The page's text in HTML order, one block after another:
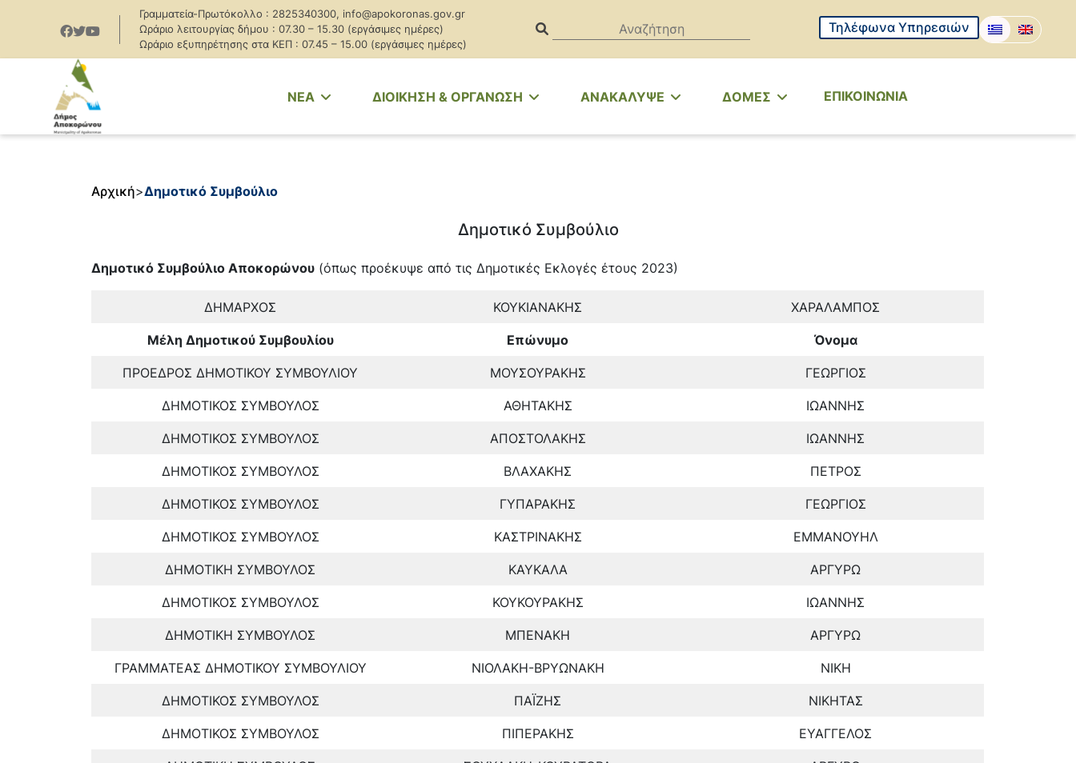
Γραμματεία-Πρωτόκολλο : 2825340300, info@apokoronas.gov.gr
Ωράριο λειτουργίας δήμου : 07.30 – 15.30 (εργάσιμες ημέρες)
Ωράριο εξυπηρέτησης στα ΚΕΠ : 07.45 – 15.00 (εργάσιμες ημέρες)
Τηλέφωνα Υπηρεσιών
NEA ΔΙΟΙΚΗΣΗ & ΟΡΓΑΝΩΣΗ ΑΝΑΚΑΛΥΨΕ ΔΟΜΕΣ ΕΠΙΚΟΙΝΩΝΙΑ
Αρχική>Δημοτικό Συμβούλιο
Δημοτικό Συμβούλιο
Δημοτικό Συμβούλιο Αποκορώνου (όπως προέκυψε από τις Δημοτικές Εκλογές έτους 2023)
ΔΗΜΑΡΧΟΣ ΚΟΥΚΙΑΝΑΚΗΣ ΧΑΡΑΛΑΜΠΟΣ
Μέλη Δημοτικού Συμβουλίου Επώνυμο Όνομα
ΠΡΟΕΔΡΟΣ ΔΗΜΟΤΙΚΟΥ ΣΥΜΒΟΥΛΙΟΥ ΜΟΥΣΟΥΡΑΚΗΣ ΓΕΩΡΓΙΟΣ
ΔΗΜΟΤΙΚΟΣ ΣΥΜΒΟΥΛΟΣ ΑΘΗΤΑΚΗΣ ΙΩΑΝΝΗΣ
ΔΗΜΟΤΙΚΟΣ ΣΥΜΒΟΥΛΟΣ ΑΠΟΣΤΟΛΑΚΗΣ ΙΩΑΝΝΗΣ
ΔΗΜΟΤΙΚΟΣ ΣΥΜΒΟΥΛΟΣ ΒΛΑΧΑΚΗΣ ΠΕΤΡΟΣ
ΔΗΜΟΤΙΚΟΣ ΣΥΜΒΟΥΛΟΣ ΓΥΠΑΡΑΚΗΣ ΓΕΩΡΓΙΟΣ
ΔΗΜΟΤΙΚΟΣ ΣΥΜΒΟΥΛΟΣ ΚΑΣΤΡΙΝΑΚΗΣ ΕΜΜΑΝΟΥΗΛ
ΔΗΜΟΤΙΚΗ ΣΥΜΒΟΥΛΟΣ ΚΑΥΚΑΛΑ ΑΡΓΥΡΩ
ΔΗΜΟΤΙΚΟΣ ΣΥΜΒΟΥΛΟΣ ΚΟΥΚΟΥΡΑΚΗΣ ΙΩΑΝΝΗΣ
ΔΗΜΟΤΙΚΗ ΣΥΜΒΟΥΛΟΣ ΜΠΕΝΑΚΗ ΑΡΓΥΡΩ
ΓΡΑΜΜΑΤΕΑΣ ΔΗΜΟΤΙΚΟΥ ΣΥΜΒΟΥΛΙΟΥ ΝΙΟΛΑΚΗ-ΒΡΥΩΝΑΚΗ ΝΙΚΗ
ΔΗΜΟΤΙΚΟΣ ΣΥΜΒΟΥΛΟΣ ΠΑΪΖΗΣ ΝΙΚΗΤΑΣ
ΔΗΜΟΤΙΚΟΣ ΣΥΜΒΟΥΛΟΣ ΠΙΠΕΡΑΚΗΣ ΕΥΑΓΓΕΛΟΣ